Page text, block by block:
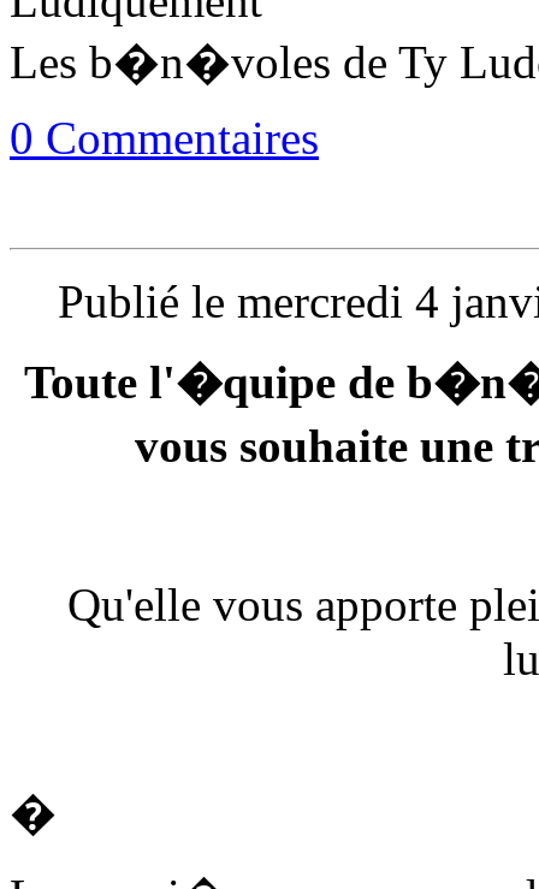
Les b�n�voles de Ty
0 Commentaires
Publié le mercredi 4
Toute l'�quipe de
vous souhaite
Qu'elle vous apporte
�